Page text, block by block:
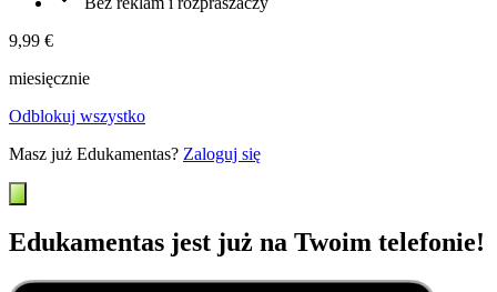
9,99 €
miesięcznie
Odblokuj wszystko
Masz już Edukamentas? Zaloguj się
Edukamentas jest już na Twoim telefonie!